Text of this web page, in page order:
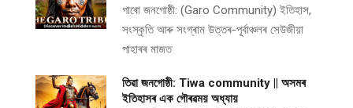
গাৰো জনগোষ্ঠী: (Garo Community) ইতিহাস,
সংস্কৃতি আৰু সংগ্ৰাম উত্তৰ-পূৰ্বাঞ্চলৰ সেউজীয়া
পাহাৰৰ মাজত
তিৱা জনগোষ্ঠী: Tiwa community || অসমৰ
ইতিহাসৰ এক গৌৰৱময় অধ্যায়